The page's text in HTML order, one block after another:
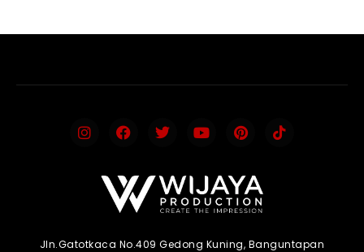
Jln.Gatotkaca No.409 Gedong Kuning, Banguntapan